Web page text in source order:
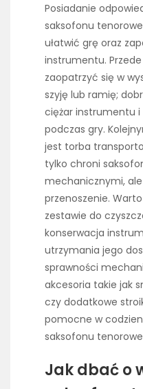
Posiadanie
saksofonu
ułatwić grę oraz
instrumentu.
zaopatrzyć się w
szyję lub ramię;
ciężar instrumentu
podczas gry.
jest torba
tylko chroni
mechanicznymi,
przenoszenie.
zestawie do
konserwacja
utrzymania jego
sprawności
akcesoria takie jak
czy dodatkowe
pomocne w
saksofonu
Jak dbać o